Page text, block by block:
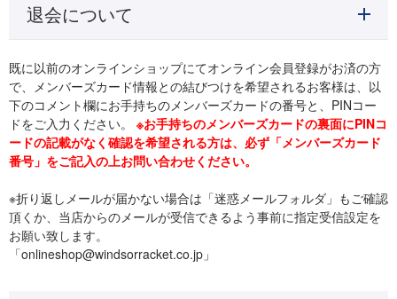
退会について
既に以前のオンラインショップにてオンライン会員登録がお済の方
で、メンバーズカード情報との結びつけを希望されるお客様は、以
下のコメント欄にお手持ちのメンバーズカードの番号と、PINコー
ドをご入力ください。 ※お手持ちのメンバーズカードの裏面にPINコ
ードの記載がなく確認を希望される方は、必ず「メンバーズカード
番号」をご記入の上お問い合わせください。
※折り返しメールが届かない場合は「迷惑メールフォルダ」もご確認
頂くか、当店からのメールが受信できるよう事前に指定受信設定を
お願い致します。
「onlineshop@windsorracket.co.jp」